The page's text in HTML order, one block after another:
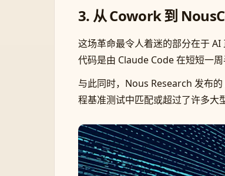
3. 从 Cowork 到
这场革命最令人着迷的部分在于
代码是由 Claude Code 在短短一周
与此同时，Nous Research 发布的
程基准测试中匹配或超过了许多大